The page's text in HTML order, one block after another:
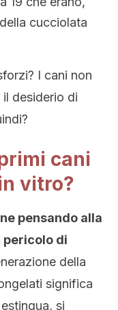
cucciolata
I cani non
desiderio di
cani
vitro?
pensando alla
pericolo di
della
significa
si